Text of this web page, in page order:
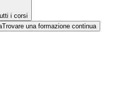
i corsi
Trovare una formazione continua